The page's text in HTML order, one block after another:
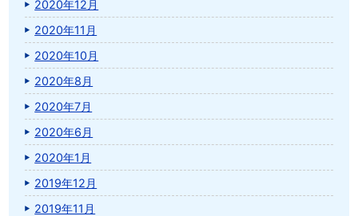
2020年12月
2020年11月
2020年10月
2020年8月
2020年7月
2020年6月
2020年1月
2019年12月
2019年11月